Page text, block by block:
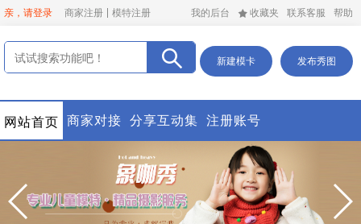
亲，请登录 商家注册 模特注册 我的后台 收藏夹 联系客服 帮助
新建模卡 发布秀图
网站首页 商家对接 分享互动集 注册账号